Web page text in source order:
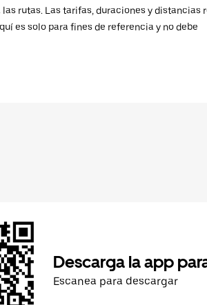
rutas. Las tarifas, duraciones y distancias
es solo para fines de referencia y no debe
Descarga la app
Escanea para descargar